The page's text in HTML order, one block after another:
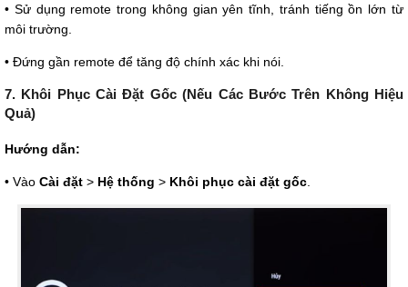
• Sử dụng remote trong không gian yên tĩnh, tránh tiếng ồn lớn từ
môi trường.
• Đứng gần remote để tăng độ chính xác khi nói.
7. Khôi Phục Cài Đặt Gốc (Nếu Các Bước Trên Không Hiệu
Quả)
Hướng dẫn:
• Vào Cài đặt > Hệ thống > Khôi phục cài đặt gốc